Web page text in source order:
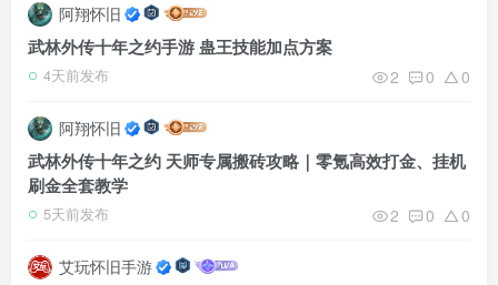
阿翔怀旧
武林外传十年之约手游 蛊王技能加点方案
4天前发布 2 0 0
阿翔怀旧
武林外传十年之约 天师专属搬砖攻略｜零氪高效打金、挂机
刷金全套教学
5天前发布 2 0 0
艾玩怀旧手游